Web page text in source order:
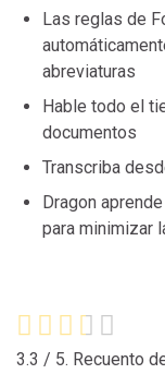
Las reglas de
abreviaturas
Hable todo el
documentos
Transcriba
Dragon
para minimizar
3.3 / 5. Recuento